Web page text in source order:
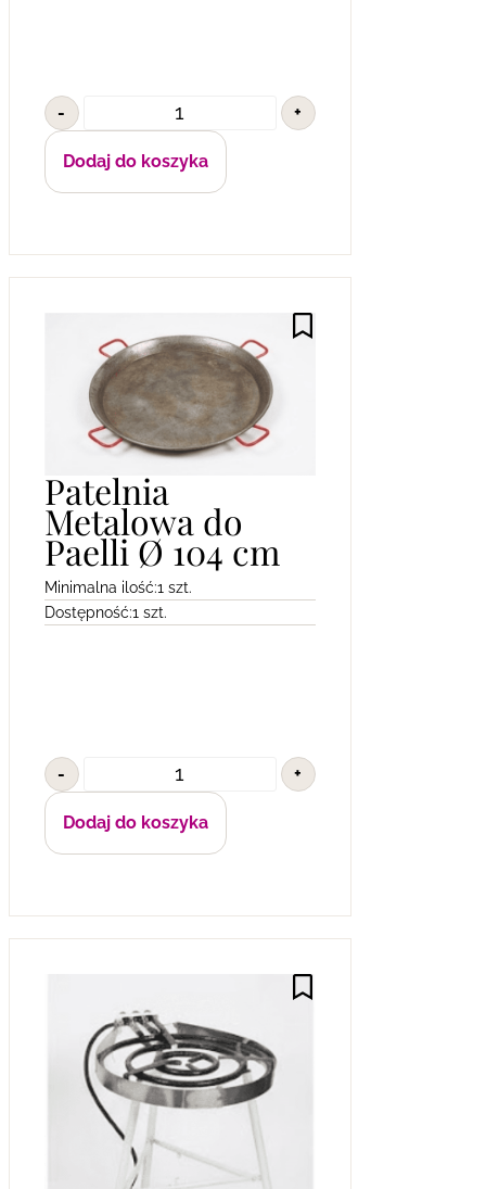
- +
Dodaj do koszyka
Patelnia
Metalowa do
Paelli Ø 104 cm
Minimalna ilość:1 szt.
Dostępność:1 szt.
- +
Dodaj do koszyka